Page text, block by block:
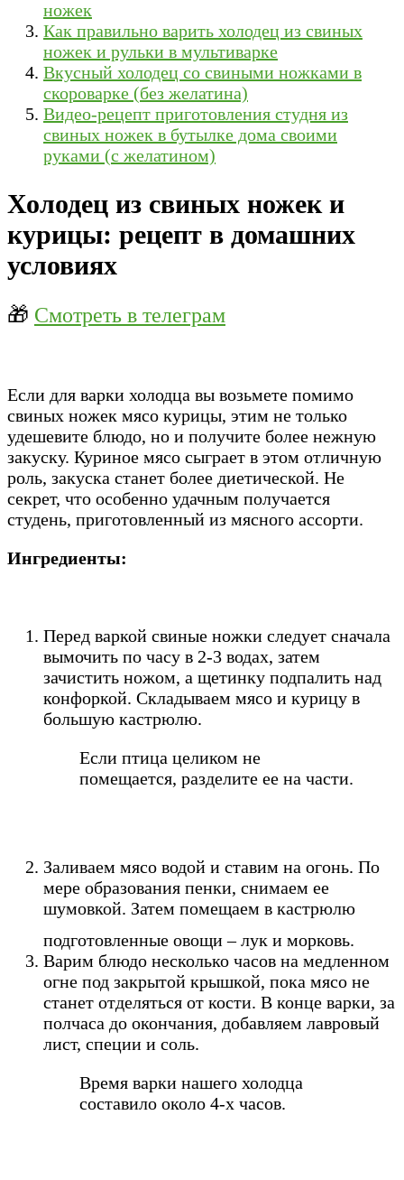
ножек
Как правильно варить холодец из свиных
ножек и рульки в мультиварке
Вкусный холодец со свиными ножками в
скороварке (без желатина)
Видео-рецепт приготовления студня из
свиных ножек в бутылке дома своими
руками (с желатином)
Холодец из свиных ножек и
курицы: рецепт в домашних
условиях
🎁 Смотреть в телеграм
Если для варки холодца вы возьмете помимо
свиных ножек мясо курицы, этим не только
удешевите блюдо, но и получите более нежную
закуску. Куриное мясо сыграет в этом отличную
роль, закуска станет более диетической. Не
секрет, что особенно удачным получается
студень, приготовленный из мясного ассорти.
Ингредиенты:
Перед варкой свиные ножки следует сначала
вымочить по часу в 2-3 водах, затем
зачистить ножом, а щетинку подпалить над
конфоркой. Складываем мясо и курицу в
большую кастрюлю.
Если птица целиком не
помещается, разделите ее на части.
Заливаем мясо водой и ставим на огонь. По
мере образования пенки, снимаем ее
шумовкой. Затем помещаем в кастрюлю
подготовленные овощи – лук и морковь.
Варим блюдо несколько часов на медленном
огне под закрытой крышкой, пока мясо не
станет отделяться от кости. В конце варки, за
полчаса до окончания, добавляем лавровый
лист, специи и соль.
Время варки нашего холодца
составило около 4-х часов.